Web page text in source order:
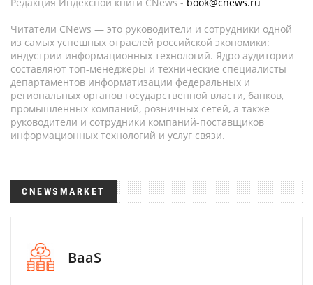
Читатели CNews — это руководители и сотрудники одной
из самых успешных отраслей российской экономики:
индустрии информационных технологий. Ядро аудитории
составляют топ-менеджеры и технические специалисты
департаментов информатизации федеральных и
региональных органов государственной власти, банков,
промышленных компаний, розничных сетей, а также
руководители и сотрудники компаний-поставщиков
информационных технологий и услуг связи.
CNEWSMARKET
BaaS